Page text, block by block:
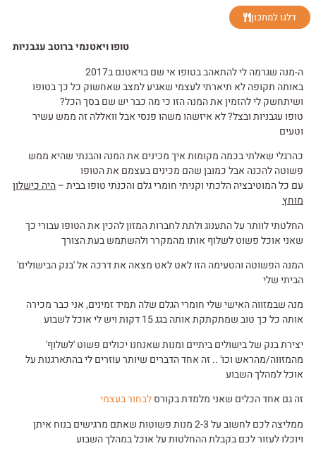
דלגו למתכון
טופו ויאטנמי ברוטב עגבניות
ה-מנה שגרמה לי להתאהב בטופו אי שם בויאטנם ב2017
באותה תקופה לא תיארתי לעצמי שאגיע למצב שאחשוק כל כך בטופו
ושיתחשק לי להזמין את המנה הזו כי מה כבר יש שם בסך הכל?
טופו עגבניות ובצל? לא איזשהו משהו פנסי אבל וואללה זה ממש עשיר
וטעים
כהרגלי שאלתי בכמה מקומות איך מכינים את המנה והבנתי שהיא ממש
פשוטה להכנה אבל כמובן שהם מכינים בעצמם את הטופו
עם כל המוטיבציה הלכתי וקניתי חומרי גלם והכנתי טופו בבית –היה כישלון
מוחץ
החלטתי לוותר על התענוג ולתת לחברות המזון להכין את הטופו עבורי כך
שאני אוכל פשוט לשלוף אותו מהמקרר ולהשתמש בעת הצורך
המנה הפשוטה והטעימה הזו לאט לאט מצאה את דרכה אל 'בנק הבישולים'
הביתי שלי
מנה שבמזווה האישי שלי חומרי הגלם שלה תמיד זמינים, אני כבר מכירה
אותה כל כך טוב שמתקתקת אותה בגג 15 דקות ויש לי אוכל לשבוע
יצירת בנק של בישולים ביתיים ומנות שאנחנו יכולים פשוט 'לשלוף'
מהמזווה/מהראש וכו' .. זה אחד הדברים שיותר עוזרים לי בהתארגנות על
אוכל למהלך השבוע
זה גם אחד הכלים שאני מלמדת בקורסלבחור בעצמי
ממליצה לכם לחשוב על 2-3 מנות פשוטות שאתם מרגישים בנוח איתן
ויוכלו לעזור לכם בקבלת ההחלטות על אוכל במהלך השבוע